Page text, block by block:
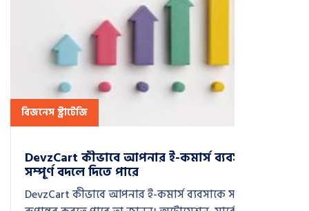
বিজনেস স্ট্রাটেজি
DevzCart কীভাবে আপনার ই-কমার্স ব্যবসাকে
সম্পূর্ণ বদলে দিতে পারে
DevzCart কীভাবে আপনার ই-কমার্স ব্যবসাকে সম্পূর্ণ